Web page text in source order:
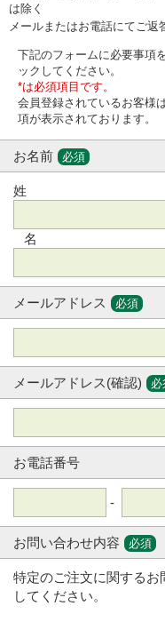
は除く
メールまたはお電話にてご返
下記のフォームに必要事項
ックしてください。
*は必須項目です。
会員登録されているお客様
項が表示されております。
お名前 必須
姓
名
メールアドレス 必須
メールアドレス(確認) 必
お電話番号
-
お問い合わせ内容 必須
特定のご注文に関するお
してください。